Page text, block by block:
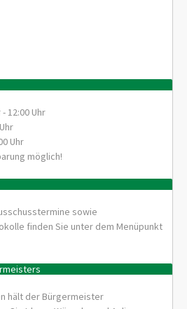
12:00 Uhr
Uhr
möglich!
sowie
finden Sie unter dem Menüpunkt
hält der Bürgermeister